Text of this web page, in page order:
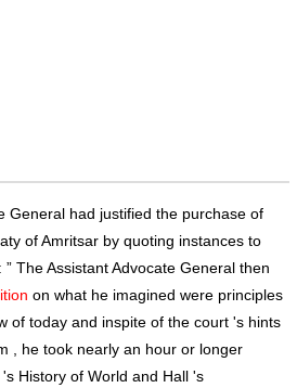
General had justified the purchase of
of Amritsar by quoting instances to
The Assistant Advocate General then
on what he imagined were principles
of today and inspite of the court 's hints
, he took nearly an hour or longer
History of World and Hall 's